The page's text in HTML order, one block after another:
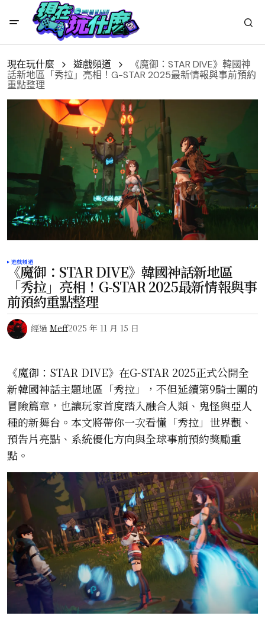
現在玩什麼 遊戲頻道
《魔御：STAR DIVE》韓國神
話新地區「秀拉」亮相！G-STAR 2025最新情報與事前預約
重點整理
遊戲頻道
《魔御：STAR DIVE》韓國神話新地區
「秀拉」亮相！G-STAR 2025最新情報與事
前預約重點整理
經過 Meff2025 年 11 月 15 日
《魔御：STAR DIVE》在G-STAR 2025正式公開全
新韓國神話主題地區「秀拉」，不但延續第9騎士團的
冒險篇章，也讓玩家首度踏入融合人類、鬼怪與亞人
種的新舞台。本文將帶你一次看懂「秀拉」世界觀、
預告片亮點、系統優化方向與全球事前預約獎勵重
點。